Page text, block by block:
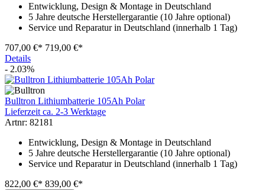
Entwicklung, Design & Montage in Deutschland
5 Jahre deutsche Herstellergarantie (10 Jahre optional)
Service und Reparatur in Deutschland (innerhalb 1 Tag)
707,00 €* 719,00 €*
Details
- 2.03%
Bulltron Lithiumbatterie 105Ah Polar
Lieferzeit ca. 2-3 Werktage
Artnr: 82181
Entwicklung, Design & Montage in Deutschland
5 Jahre deutsche Herstellergarantie (10 Jahre optional)
Service und Reparatur in Deutschland (innerhalb 1 Tag)
822,00 €* 839,00 €*